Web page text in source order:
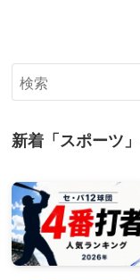
新着「スポーツ